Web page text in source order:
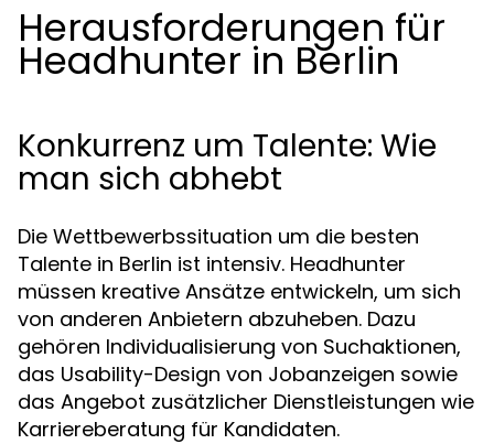
Herausforderungen für
Headhunter in Berlin
Konkurrenz um Talente: Wie
man sich abhebt
Die Wettbewerbssituation um die besten
Talente in Berlin ist intensiv. Headhunter
müssen kreative Ansätze entwickeln, um sich
von anderen Anbietern abzuheben. Dazu
gehören Individualisierung von Suchaktionen,
das Usability-Design von Jobanzeigen sowie
das Angebot zusätzlicher Dienstleistungen wie
Karriereberatung für Kandidaten.